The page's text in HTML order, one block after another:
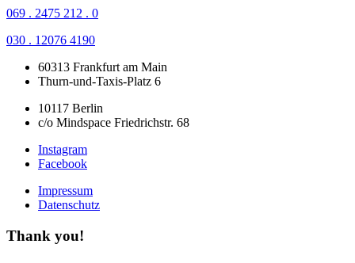
069 . 2475 212 . 0
030 . 12076 4190
60313 Frankfurt am Main
Thurn-und-Taxis-Platz 6
10117 Berlin
c/o Mindspace Friedrichstr. 68
Instagram
Facebook
Impressum
Datenschutz
Thank you!